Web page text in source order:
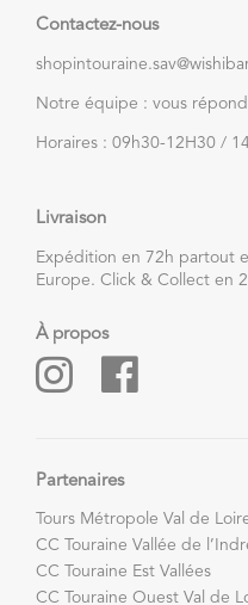
Contactez-nous
Notre équipe : vous
Horaires : 09h30-12H30 /
Livraison
Expédition en 72h partout
Europe. Click & Collect en
À propos
Partenaires
Tours Métropole Val de
CC Touraine Vallée de
CC Touraine Est Vallées
CC Touraine Ouest Val de